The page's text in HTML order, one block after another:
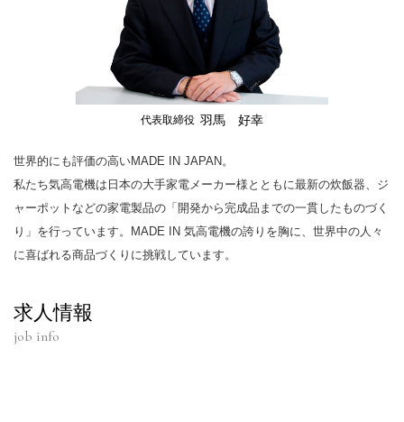
代表取締役 羽馬 好幸
世界的にも評価の高いMADE IN JAPAN。
私たち気高電機は日本の大手家電メーカー様とともに最新の炊飯器、ジ
ャーポットなどの家電製品の「開発から完成品までの一貫したものづく
り」を行っています。MADE IN 気高電機の誇りを胸に、世界中の人々
に喜ばれる商品づくりに挑戦しています。
求人情報
job info